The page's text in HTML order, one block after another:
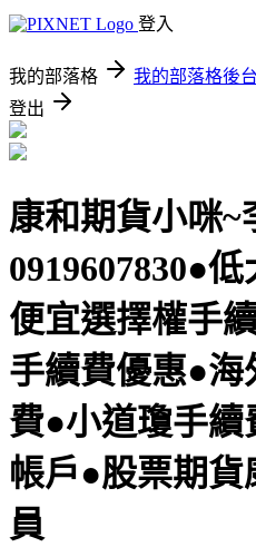
登入
我的部落格 我的部落格後台
登出
康和期貨小咪~
0919607830●
便宜選擇權手
手續費優惠●海
費●小道瓊手
帳戶●股票期
員